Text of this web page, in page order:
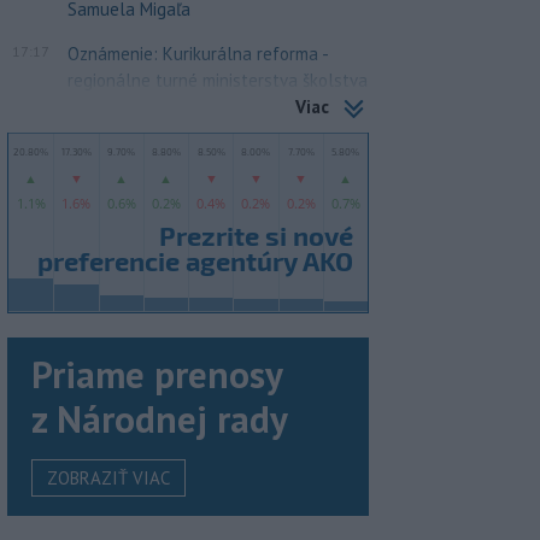
Samuela Migaľa
Oznámenie: Kurikurálna reforma -
regionálne turné ministerstva školstva
Viac
Priame prenosy
z Národnej rady
ZOBRAZIŤ VIAC